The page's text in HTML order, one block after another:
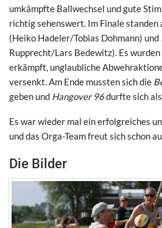
umkämpfte Ballwechsel und gute
richtig sehenswert. Im Finale standen
(Heiko Hadeler/Tobias Dohmann) und
Rupprecht/Lars Bedewitz). Es
erkämpft, unglaubliche
versenkt. Am Ende mussten sich die
geben und Hangover 96durfte sich
Es war wieder mal ein erfolgreiches
und das Orga-Team freut sich schon
Die Bilder